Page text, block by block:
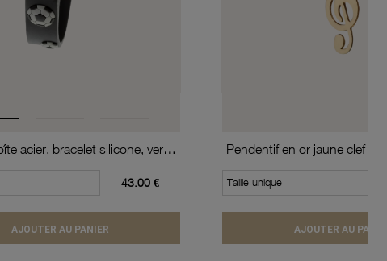
Montre, boîte acier, bracelet silicone, verre minéral, kids
43.00 €
AJOUTER AU PANIER
Pendentif en or jaune clef de
Taille unique
AJOUTER AU